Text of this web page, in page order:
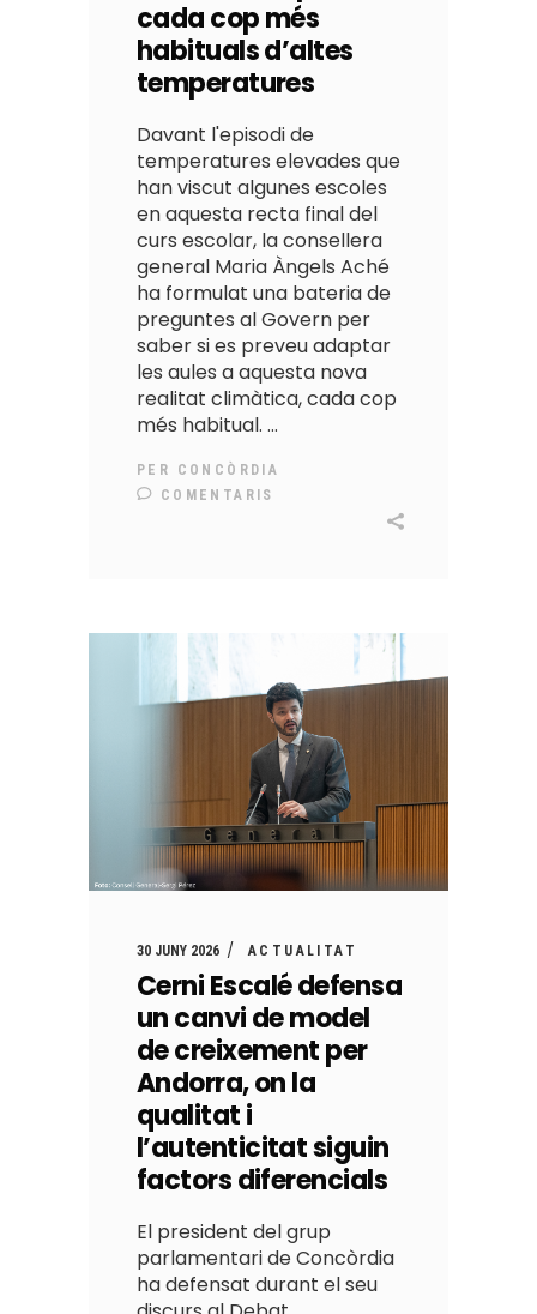
cada cop més
habituals d’altes
temperatures
Davant l'episodi de
temperatures elevades que
han viscut algunes escoles
en aquesta recta final del
curs escolar, la consellera
general Maria Àngels Aché
ha formulat una bateria de
preguntes al Govern per
saber si es preveu adaptar
les aules a aquesta nova
realitat climàtica, cada cop
més habitual.
PER CONCÒRDIA
COMENTARIS
30 JUNY 2026 ACTUALITAT
Cerni Escalé defensa
un canvi de model
de creixement per
Andorra, on la
qualitat i
l’autenticitat siguin
factors diferencials
El president del grup
parlamentari de Concòrdia
ha defensat durant el seu